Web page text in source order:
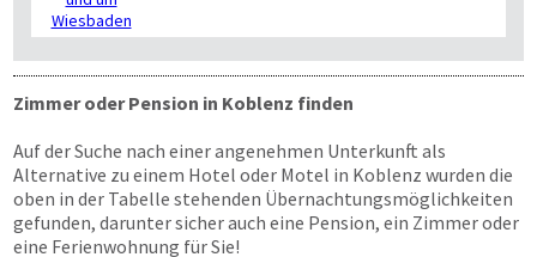
Zimmer oder Pension in Koblenz finden
Auf der Suche nach einer angenehmen Unterkunft als
Alternative zu einem Hotel oder Motel in Koblenz wurden die
oben in der Tabelle stehenden Übernachtungsmöglichkeiten
gefunden, darunter sicher auch eine Pension, ein Zimmer oder
eine Ferienwohnung für Sie!